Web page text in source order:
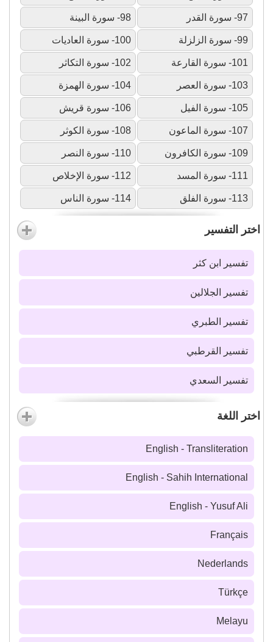
97- سورة القدر 98- سورة البينة
99- سورة الزلزلة 100- سورة العاديات
101- سورة القارعة 102- سورة التكاثر
103- سورة العصر 104- سورة الهمزة
105- سورة الفيل 106- سورة قريش
107- سورة الماعون 108- سورة الكوثر
109- سورة الكافرون 110- سورة النصر
111- سورة المسد 112- سورة الإخلاص
113- سورة الفلق 114- سورة الناس
اختر التفسير
تفسير ابن كثر
تفسير الجلالين
تفسير الطبري
تفسير القرطبي
تفسير السعدي
اختر اللغة
English - Transliteration
English - Sahih International
English - Yusuf Ali
Français
Nederlands
Türkçe
Melayu